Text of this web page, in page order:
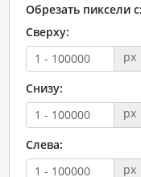
Обрезать пиксели с:
Сверху:
px
Снизу:
px
Слева:
px